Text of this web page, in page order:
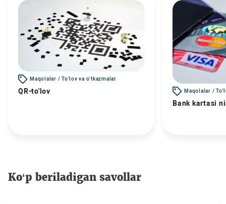
Maqolalar / To'lov va o'tkazmalar
QR-to'lov Maqolalar /
Bank kartasi
Ko‘p beriladigan savollar